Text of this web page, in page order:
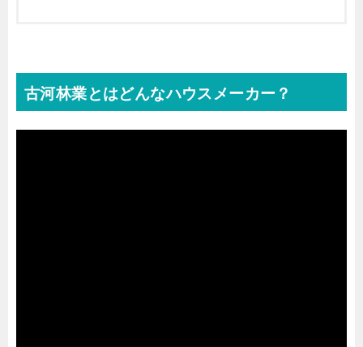
古河林業とはどんなハウスメーカー？